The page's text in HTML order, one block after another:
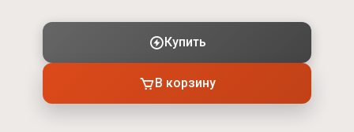
Купить
В корзину